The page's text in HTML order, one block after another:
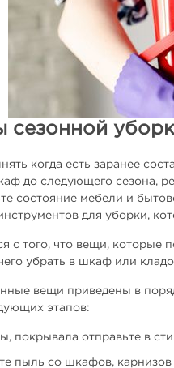
сезонной
когда есть заранее
до следующего сезона,
состояние мебели и
для уборки,
с того, что вещи,
убрать в шкаф или
вещи приведены в
этапов:
покрывала отправьте в
пыль со шкафов,